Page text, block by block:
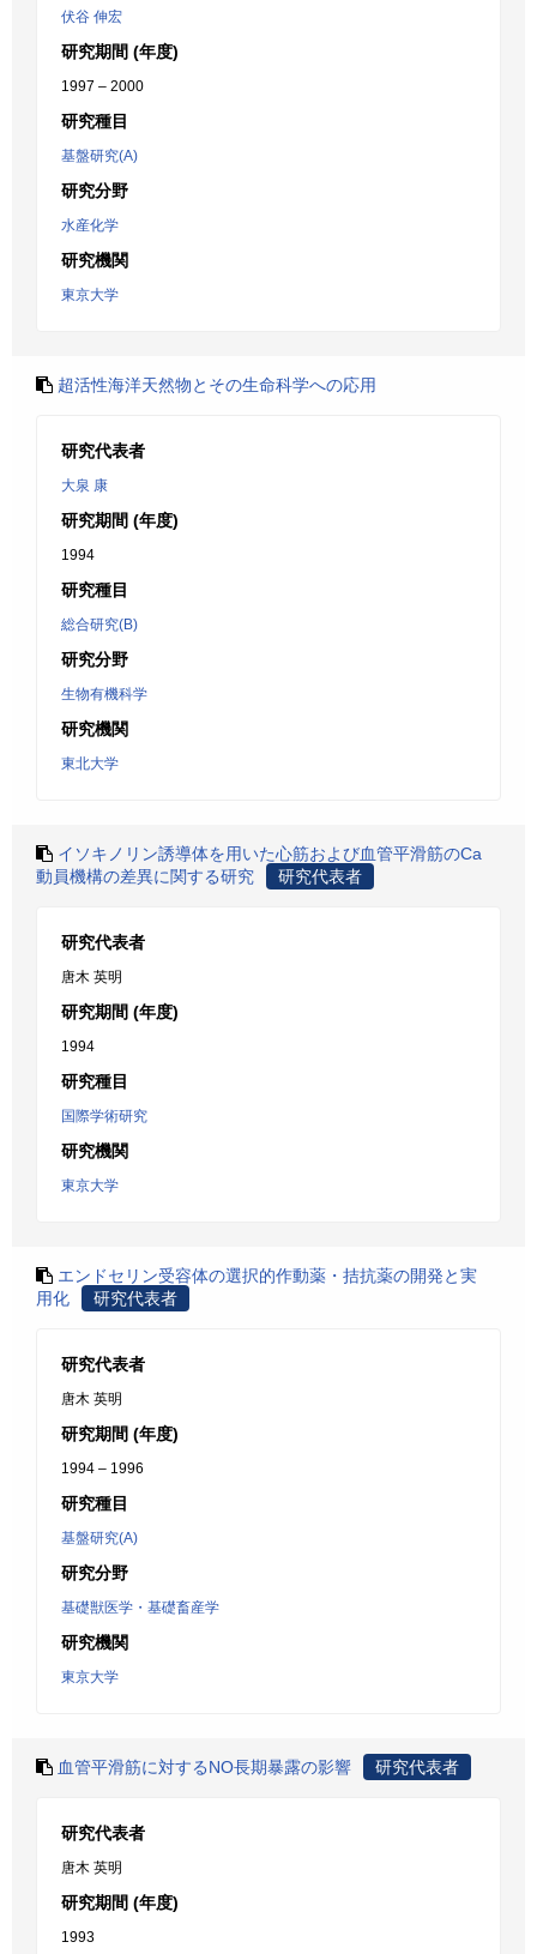
伏谷 伸宏
研究期間 (年度)
1997 – 2000
研究種目
基盤研究(A)
研究分野
水産化学
研究機関
東京大学
超活性海洋天然物とその生命科学への応用
研究代表者
大泉 康
研究期間 (年度)
1994
研究種目
総合研究(B)
研究分野
生物有機科学
研究機関
東北大学
イソキノリン誘導体を用いた心筋および血管平滑筋のCa
動員機構の差異に関する研究
研究代表者
研究代表者
唐木 英明
研究期間 (年度)
1994
研究種目
国際学術研究
研究機関
東京大学
エンドセリン受容体の選択的作動薬・拮抗薬の開発と実
用化
研究代表者
研究代表者
唐木 英明
研究期間 (年度)
1994 – 1996
研究種目
基盤研究(A)
研究分野
基礎獣医学・基礎畜産学
研究機関
東京大学
血管平滑筋に対するNO長期暴露の影響 研究代表者
研究代表者
唐木 英明
研究期間 (年度)
1993